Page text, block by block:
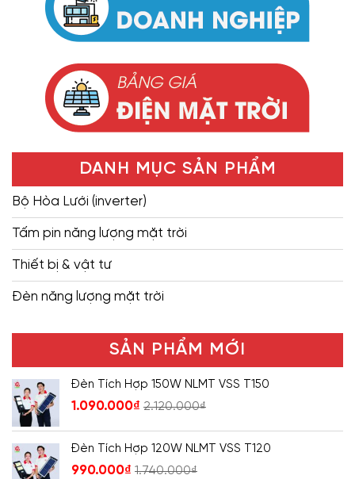
DANH MỤC SẢN PHẨM
Bộ Hòa Lưới (inverter)
Tấm pin năng lượng mặt trời
Thiết bị & vật tư
Đèn năng lượng mặt trời
SẢN PHẨM MỚI
Đèn Tích Hợp 150W NLMT VSS T150
1.090.000₫ 2.120.000₫
Đèn Tích Hợp 120W NLMT VSS T120
990.000₫ 1.740.000₫